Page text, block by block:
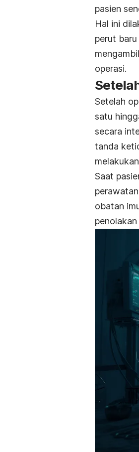
pasien
Hal ini
perut
operasi.
Setelah
satu
secara
tanda
Saat
obatan